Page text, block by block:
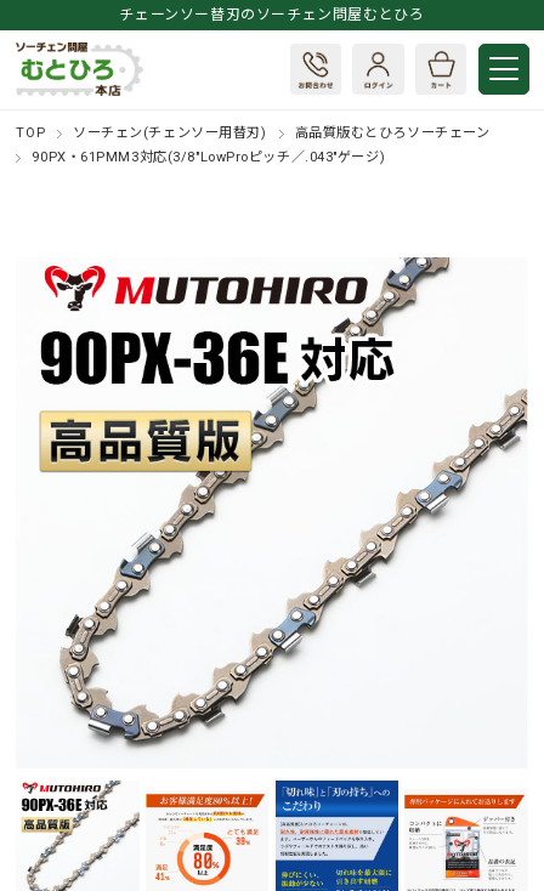
チェーンソー替刃のソーチェン問屋むとひろ
TOP ソーチェン(チェンソー用替刃)
高品質版むとひろソーチェーン
90PX・61PMM3対応(3/8"LowProピッチ／.043"ゲージ)